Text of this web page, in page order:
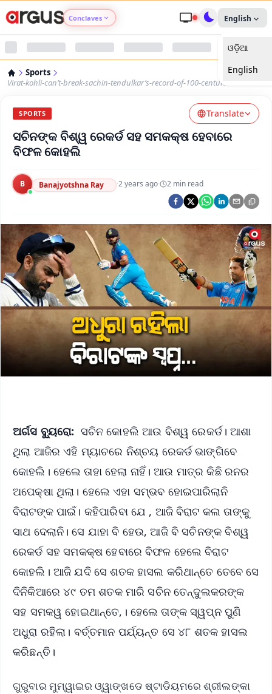
Conclaves
Argus Nari Shakti
Argus Health Connect
Argus Swaad Odisha
Argus Chalo Dekhein Apna Desh
English
ଓଡ଼ିଆ
English
Sports
Virat-kohli-can’t-break-sachin-tendulkar’s-record-of-100-centuries
SPORTS Translate
ସଚିନଙ୍କ ବିଶ୍ୱ ରେକର୍ଡ ସହ ସମକକ୍ଷ ହେବାରେ
ବିଫଳ କୋହଲି
B Banajyotshna Ray ·2 years ago· 2 min read
ଅର୍ଗସ ବ୍ୟୁରୋ: ସଚିନ କୋହଲି ଆଉ ବିଶ୍ୱ ରେକର୍ଡ। ଆଶା
ଥିଲା ଆଜିର ଏହି ମ୍ୟାଚରେ ନିଶ୍ଚୟ ରେକର୍ଡ ଭାଙ୍ଗିବେ
କୋହଲି। ହେଲେ ତାହା ହେଲା ନାହିଁ। ଆଉ ମାତ୍ର କିଛି ରନର
ଅପେକ୍ଷା ଥିଲା। ହେଲେ ଏହା ସମ୍ଭବ ହୋଇପାରିଲାନି
ବିରାଟଙ୍କ ପାଇଁ। କହିପାରିବା ଯେ , ଆଜି ବିରାଟ କଲ ତାଙ୍କୁ
ସାଥ ଦେଲାନି। ସେ ଯାହା ବି ହେଉ, ଆଜି ବି ସଚିନଙ୍କ ବିଶ୍ୱ
ରେକର୍ଡ ସହ ସମକକ୍ଷ ହେବାରେ ବିଫଳ ହେଲେ ବିରାଟ
କୋହଲି। ଆଜି ଯଦି ସେ ଶତକ ହାସଲ କରିଥାନ୍ତେ ତେବେ ସେ
ଦିନିକିଆରେ ୪୯ ତମ ଶତକ ମାରି ସଚିନ ତେନ୍ଦୁଲକରଙ୍କ
ସହ ସମକୱ ହୋଇଥାନ୍ତେ,। ହେଲେ ତାଙ୍କ ସ୍ୱପ୍ନ ପୁଣି
ଅଧୁରା ରହିଲା। ବର୍ତ୍ତମାନ ପର୍ଯ୍ୟନ୍ତ ସେ ୪୮ ଶତକ ହାସଲ
କରିଛନ୍ତି।
ଗୁରୁବାର ମୁମ୍ୱାଇର ଓ୍ୱାଙ୍ଖଡେ ଷ୍ଟାଡିୟମରେ ଶ୍ରୀଲଙ୍କା